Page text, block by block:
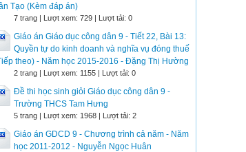
Tạo (Kèm đáp án)
7 trang | Lượt xem: 729 | Lượt tải: 0
Giáo án Giáo dục công dân 9 - Tiết 22, Bài 13:
Quyền tự do kinh doanh và nghĩa vụ đóng thuế
theo) - Năm học 2015-2016 - Đặng Thị Hường
2 trang | Lượt xem: 1155 | Lượt tải: 0
Đề thi học sinh giỏi Giáo dục công dân 9 -
Trường THCS Tam Hưng
5 trang | Lượt xem: 1968 | Lượt tải: 2
Giáo án GDCD 9 - Chương trình cả năm - Năm
học 2011-2012 - Nguyễn Ngọc Huân